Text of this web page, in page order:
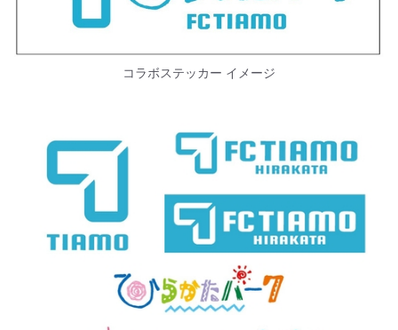
コラボステッカー イメージ